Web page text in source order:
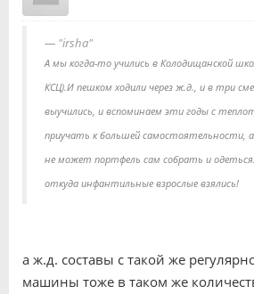
"irsha"
А мы когда-то учились в Колодищанской
КСЦ).И пешком ходили через ж.д., и в три
выучились, и вспоминаем эти годы с
приучать к большей самостоятельности,
не может портфель сам собрать и
откуда инфантильные взрослые взялись!
а ж.д. составы с такой же
машины тоже в таком же